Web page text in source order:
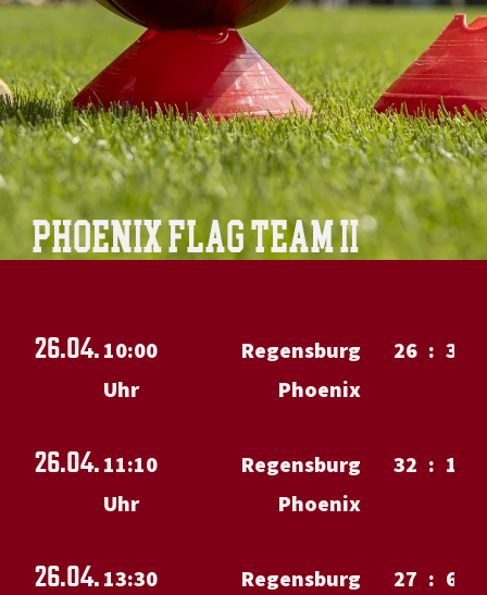
PHOENIX FLAG TEAM II
26.04. 10:00
Uhr
Regensburg
Phoenix
26 : 32
26.04. 11:10
Uhr
Regensburg
Phoenix
32 : 13
26.04. 13:30
Regensburg
27 : 6